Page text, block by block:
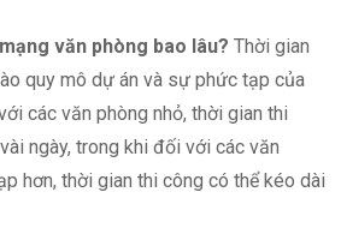
văn phòng bao lâu? Thời gian
quy mô dự án và sự phức tạp của
các văn phòng nhỏ, thời gian thi
ngày, trong khi đối với các văn
hơn, thời gian thi công có thể kéo dài